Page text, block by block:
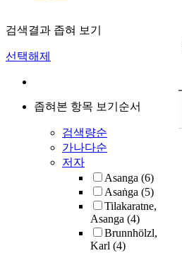
검색결과 좁혀 보기
선택해제
좁혀본 항목 보기순서
검색량순
가나다순
저자
Asanga (6)
Asaṅga (5)
Tilakaratne,
Asanga (4)
Brunnhölzl,
Karl (4)